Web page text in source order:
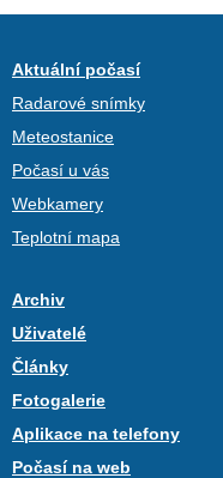
Aktuální počasí
Radarové snímky
Meteostanice
Počasí u vás
Webkamery
Teplotní mapa
Archiv
Uživatelé
Články
Fotogalerie
Aplikace na telefony
Počasí na web